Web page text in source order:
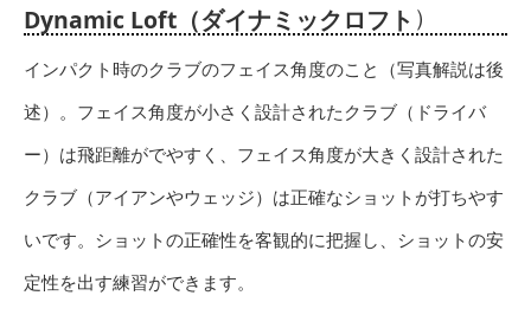
Dynamic Loft（ダイナミックロフト ）
インパクト時のクラブのフェイス角度のこと（写真解説は後
述）。フェイス角度が小さく設計されたクラブ（ドライバ
ー）は飛距離がでやすく、フェイス角度が大きく設計された
クラブ（アイアンやウェッジ）は正確なショットが打ちやす
いです。ショットの正確性を客観的に把握し、ショットの安
定性を出す練習ができます。